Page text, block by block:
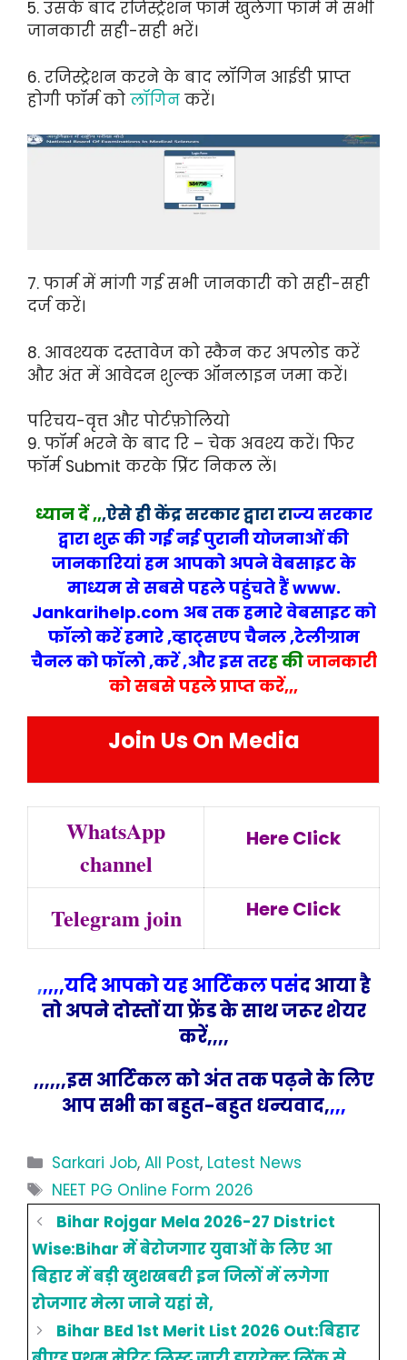
5. उसके बाद रजिस्ट्रेशन फॉर्म खुलेगा फॉर्म में सभी
जानकारी सही-सही भरें।
6. रजिस्ट्रेशन करने के बाद लॉगिन आईडी प्राप्त
होगी फॉर्म को लॉगिन करें।
7. फार्म में मांगी गई सभी जानकारी को सही-सही
दर्ज करें।
8. आवश्यक दस्तावेज को स्कैन कर अपलोड करें
और अंत में आवेदन शुल्क ऑनलाइन जमा करें।
परिचय-वृत्त और पोर्टफ़ोलियो
9. फॉर्म भरने के बाद रि – चेक अवश्य करें। फिर
फॉर्म Submit करके प्रिंट निकल लें।
ध्यान दें ,,,ऐसे हीकेंद्र सरकार द्वारा राज्यसरकार
द्वारा शुरू की गई नई पुरानी योजनाओं की
जानकारियां हम आपको अपने वेबसाइट के
माध्यम से सबसे पहले पहुंचते हैं www.
Jankarihelp.com अब तक हमारे वेबसाइट को
फॉलो करें हमारे ,व्हाट्सएप चैनल ,टेलीग्राम
चैनल को फॉलो ,करें ,और इस तरह कीजानकारी
को सबसे पहले प्राप्त करें,,,
Join Us On Media
WhatsApp
channel
Here Click
Telegram join Here Click
,,,,,यदि आपको यह आर्टिकल पसंद आया है
तो अपने दोस्तों या फ्रेंड के साथ जरूर शेयर
करें,,,,
,,,,,,इस आर्टिकल को अंत तक पढ़ने के लिए
आप सभी का बहुत-बहुत धन्यवाद,,,,
Categories
Sarkari Job,All Post, Latest News
Tags
NEET PG Online Form 2026
Bihar Rojgar Mela 2026-27 District
Wise:Bihar में बेरोजगार युवाओं के लिए आ
बिहार में बड़ी खुशखबरी इन जिलों में लगेगा
रोजगार मेला जाने यहां से,
Bihar BEd 1st Merit List 2026 Out:बिहार